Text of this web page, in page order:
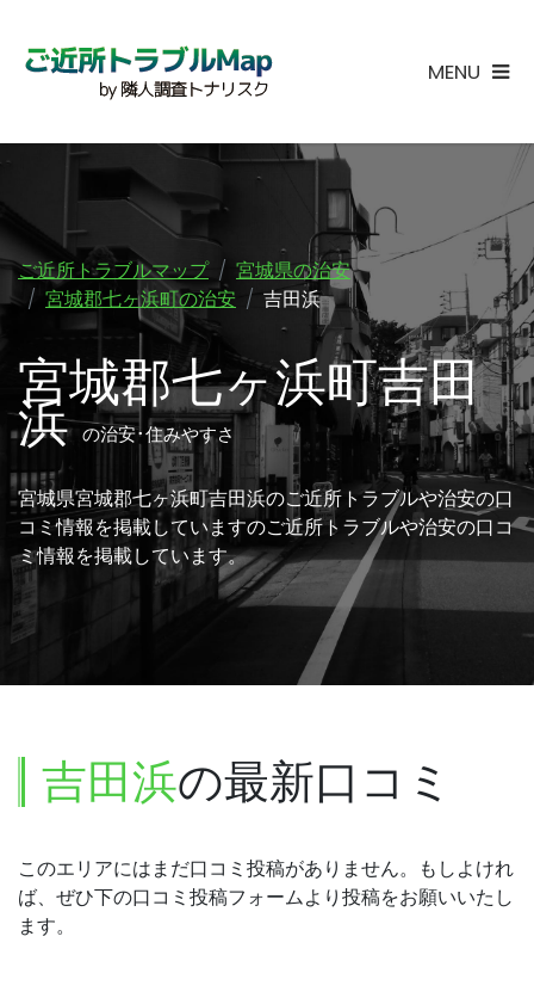
MENU
ご近所トラブルマップ
宮城県の治安
宮城郡七ヶ浜町の治安
吉田浜
宮城郡七ヶ浜町吉田
浜の治安･住みやすさ
宮城県宮城郡七ヶ浜町吉田浜のご近所トラブルや治安の口
コミ情報を掲載していますのご近所トラブルや治安の口コ
ミ情報を掲載しています。
吉田浜の最新口コミ
このエリアにはまだ口コミ投稿がありません。もしよけれ
ば、ぜひ下の口コミ投稿フォームより投稿をお願いいたし
ます。